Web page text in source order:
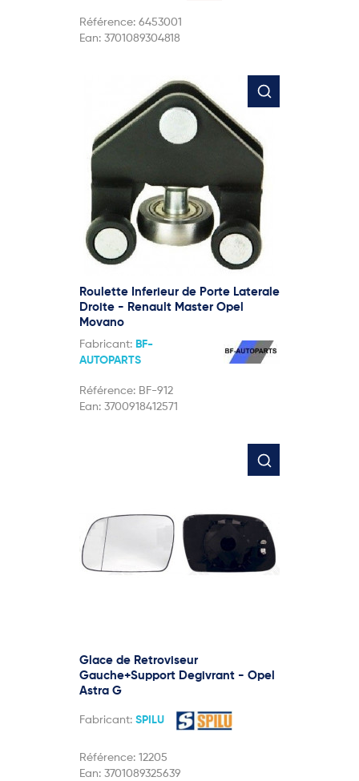
Référence: 6453001
Ean: 3701089304818
Roulette Inferieur de Porte Laterale
Droite - Renault Master Opel
Movano
Fabricant: BF-
AUTOPARTS
Référence: BF-912
Ean: 3700918412571
Glace de Retroviseur
Gauche+Support Degivrant - Opel
Astra G
Fabricant: SPILU
Référence: 12205
Ean: 3701089325639